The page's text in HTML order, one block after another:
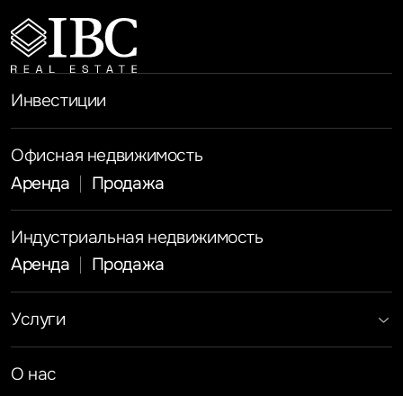
Инвестиции
Офисная недвижимость
Аренда
Продажа
Индустриальная недвижимость
Аренда
Продажа
Услуги
Брокеридж
О нас